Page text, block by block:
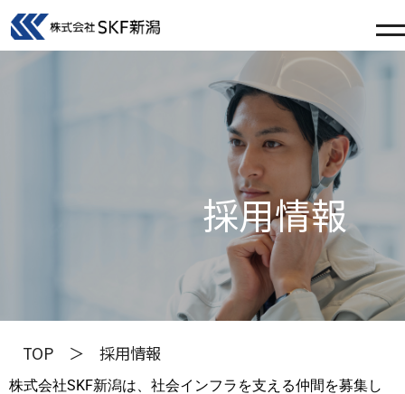
採用情報
TOP 採用情報
株式会社SKF新潟は、社会インフラを支える仲間を募集し